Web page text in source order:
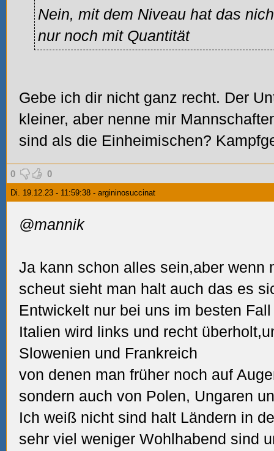
Nein, mit dem Niveau hat das
nur noch mit Quantität
Gebe ich dir nicht ganz recht. Der
kleiner, aber nenne mir
sind als die Einheimischen?
0 0
Di. 19.12.23 - 11:59:38 - argininosuccinat
@mannik
Ja kann schon alles sein,aber wenn
scheut sieht man halt auch das es
Entwickelt nur bei uns im besten
Italien wird links und recht
Slowenien und Frankreich
von denen man früher noch auf
sondern auch von Polen, Ungaren
Ich weiß nicht sind halt Ländern in
sehr viel weniger Wohlhabend sind